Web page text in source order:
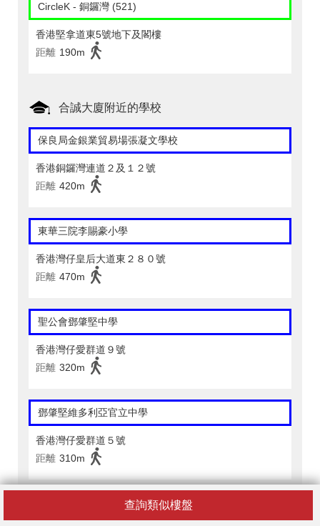
查詢類似樓盤
CircleK - 銅鑼灣 (521)
香港堅拿道東5號地下及閣樓
距離 190m
合誠大廈附近的學校
保良局金銀業貿易場張凝文學校
香港銅鑼灣連道２及１２號
距離 420m
東華三院李賜豪小學
香港灣仔皇后大道東２８０號
距離 470m
聖公會鄧肇堅中學
香港灣仔愛群道９號
距離 320m
鄧肇堅維多利亞官立中學
香港灣仔愛群道５號
距離 310m
English Excel School (Causeway Bay)